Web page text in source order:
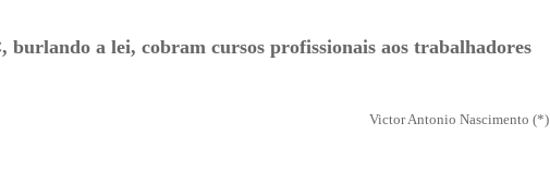
, burlando a lei, cobram cursos profissionais aos trabalhadores
Victor Antonio Nascimento (*)